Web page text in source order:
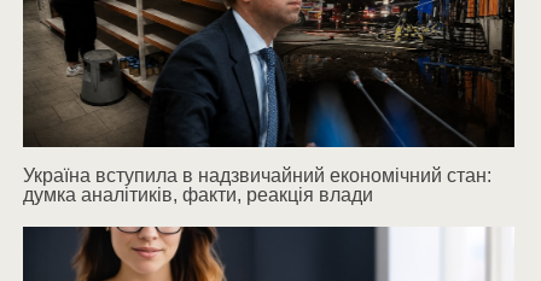
Україна вступила в надзвичайний економічний стан:
думка аналітиків, факти, реакція влади